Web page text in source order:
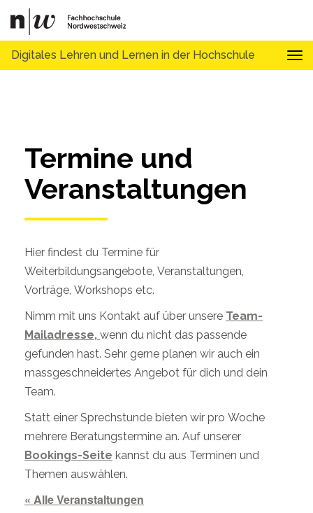
Digitales Lehren und Lernen in der Hochschule
Termine und
Veranstaltungen
Hier findest du Termine für
Weiterbildungsangebote, Veranstaltungen,
Vorträge, Workshops etc.
Nimm mit uns Kontakt auf über unsere Team-
Mailadresse, wenn du nicht das passende
gefunden hast. Sehr gerne planen wir auch ein
massgeschneidertes Angebot für dich und dein
Team.
Statt einer Sprechstunde bieten wir pro Woche
mehrere Beratungstermine an. Auf unserer
Bookings-Seite kannst du aus Terminen und
Themen auswählen.
« Alle Veranstaltungen